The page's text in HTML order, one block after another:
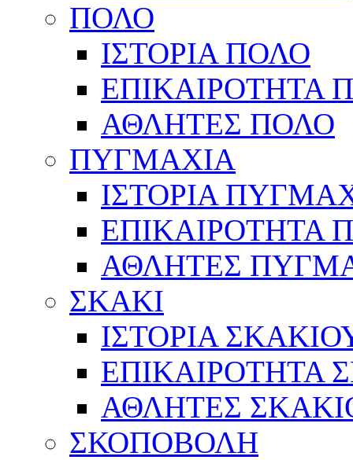
ΠΟΛΟ
ΙΣΤΟΡΙΑ ΠΟΛΟ
ΕΠΙΚΑΙΡΟΤΗΤΑ
ΑΘΛΗΤΕΣ ΠΟΛΟ
ΠΥΓΜΑΧΙΑ
ΙΣΤΟΡΙΑ
ΕΠΙΚΑΙΡΟΤΗΤΑ
ΑΘΛΗΤΕΣ
ΣΚΑΚΙ
ΙΣΤΟΡΙΑ
ΕΠΙΚΑΙΡΟΤΗΤΑ
ΑΘΛΗΤΕΣ
ΣΚΟΠΟΒΟΛΗ